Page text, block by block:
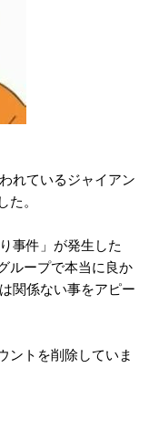
れているジャイアン
。
事件」が発生した
ループで本当に良か
関係ない事をアピー
ントを削除していま